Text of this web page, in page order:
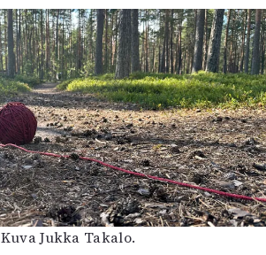
Kuva Jukka Takalo.